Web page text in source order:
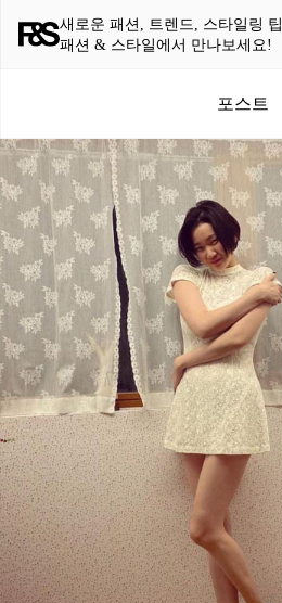
새로운 패션, 트렌드, 스타일링 팁
패션 & 스타일에서 만나보세요!
포스트